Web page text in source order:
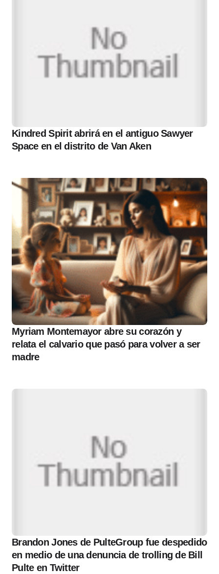
Kindred Spirit abrirá en el antiguo Sawyer
Space en el distrito de Van Aken
Myriam Montemayor abre su corazón y
relata el calvario que pasó para volver a ser
madre
Brandon Jones de PulteGroup fue despedido
en medio de una denuncia de trolling de Bill
Pulte en Twitter